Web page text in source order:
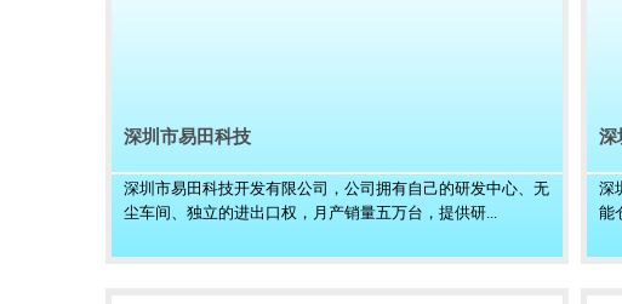
深圳市易田科技
深圳市易田科技开发有限公司，公司拥有自己的研发中心、无
尘车间、独立的进出口权，月产销量五万台，提供研...
深
深
能